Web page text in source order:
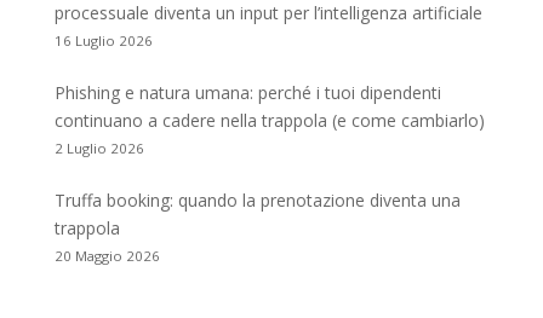
processuale diventa un input per l’intelligenza artificiale
16 Luglio 2026
Phishing e natura umana: perché i tuoi dipendenti
continuano a cadere nella trappola (e come cambiarlo)
2 Luglio 2026
Truffa booking: quando la prenotazione diventa una
trappola
20 Maggio 2026